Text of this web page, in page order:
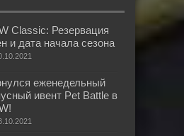
Classic: Резервация
и дата начала сезона
еженедельный
ивент Pet Battle в